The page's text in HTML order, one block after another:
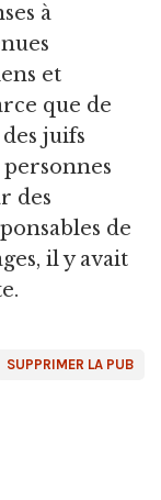
à
et
que de
juifs
des
de
il y avait
SUPPRIMER LA PUB